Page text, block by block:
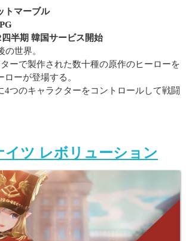
トマーブル
半期 韓国サービス開始
の世界。
ーで製作された数十種の原作のヒーローを
ーが登場する。
4つのキャラクターをコントロールして戦闘
イツ レボリューション